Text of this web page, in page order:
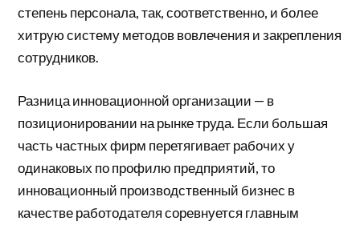
степень персонала, так, соответственно, и более
хитрую систему методов вовлечения и закрепления
сотрудников.
Разница инновационной организации — в
позиционировании на рынке труда. Если большая
часть частных фирм перетягивает рабочих у
одинаковых по профилю предприятий, то
инновационный производственный бизнес в
качестве работодателя соревнуется главным